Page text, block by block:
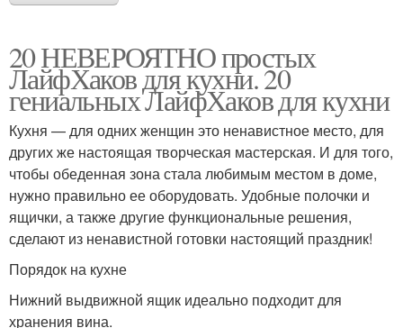
20 НЕВЕРОЯТНО простых
ЛайфХаков для кухни. 20
гениальных ЛайфХаков для кухни
Кухня — для одних женщин это ненавистное место, для
других же настоящая творческая мастерская. И для того,
чтобы обеденная зона стала любимым местом в доме,
нужно правильно ее оборудовать. Удобные полочки и
ящички, а также другие функциональные решения,
сделают из ненавистной готовки настоящий праздник!
Порядок на кухне
Нижний выдвижной ящик идеально подходит для
хранения вина.